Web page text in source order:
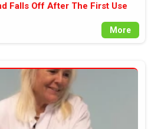
Falls Off After The First Use
More